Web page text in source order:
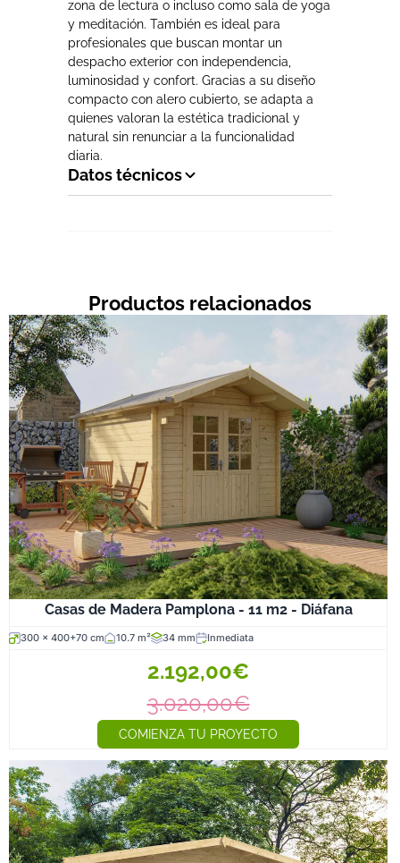
zona de lectura o incluso como sala de yoga
y meditación. También es ideal para
profesionales que buscan montar un
despacho exterior con independencia,
luminosidad y confort. Gracias a su diseño
compacto con alero cubierto, se adapta a
quienes valoran la estética tradicional y
natural sin renunciar a la funcionalidad
diaria.
Datos técnicos
Productos relacionados
Casas de Madera Pamplona - 11 m2 - Diáfana
300 x 400+70 cm 10.7 m² 34 mm Inmediata
2.192,00€
3.020,00€
COMIENZA TU PROYECTO